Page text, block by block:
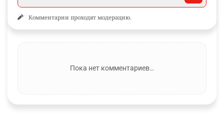
Комментарии проходят модерацию.
Пока нет комментариев…